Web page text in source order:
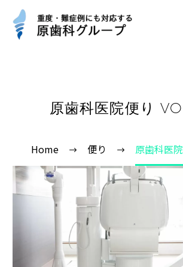
原歯科医院便り
Home 便り 原歯科医